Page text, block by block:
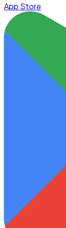
App Store